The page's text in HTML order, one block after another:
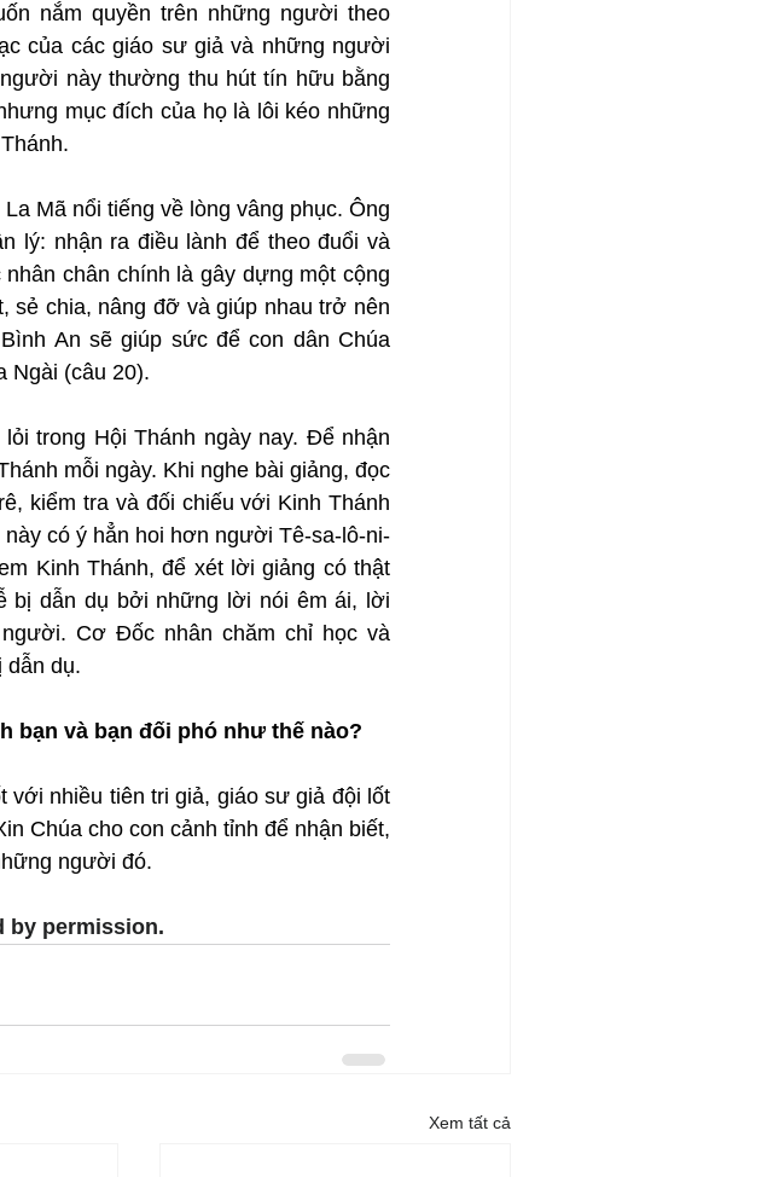
nắm quyền trên những người theo
của các giáo sư giả và những người
này thường thu hút tín hữu bằng
mục đích của họ là lôi kéo những
Mã nổi tiếng về lòng vâng phục. Ông
lý: nhận ra điều lành để theo đuổi và
chân chính là gây dựng một cộng
chia, nâng đỡ và giúp nhau trở nên
An sẽ giúp sức để con dân Chúa
Ngài (câu 20).
trong Hội Thánh ngày nay. Để nhận
mỗi ngày. Khi nghe bài giảng, đọc
kiểm tra và đối chiếu với Kinh Thánh
có ý hẳn hoi hơn người Tê-sa-lô-ni-
Kinh Thánh, để xét lời giảng có thật
bị dẫn dụ bởi những lời nói êm ái, lời
Cơ Đốc nhân chăm chỉ học và
dẫn dụ.
bạn và bạn đối phó như thế nào?
với nhiều tiên tri giả, giáo sư giả đội lốt
Chúa cho con cảnh tỉnh để nhận biết,
người đó.
by permission.
Xem tất cả